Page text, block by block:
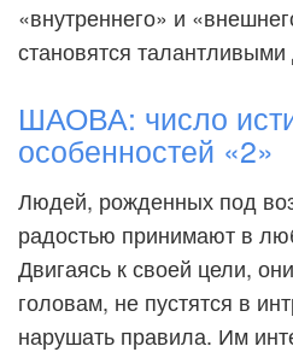
«внутреннего» и
становятся
ШАОВА: число
особенностей «2»
Людей, рожденных под
радостью принимают в
Двигаясь к своей цели,
головам, не пустятся в
нарушать правила. Им